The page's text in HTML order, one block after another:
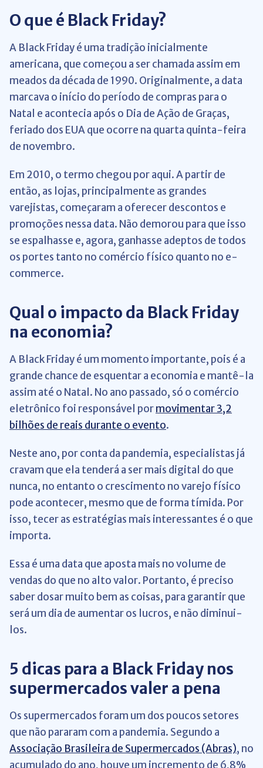
O que é Black Friday?
A Black Friday é uma tradição inicialmente
americana, que começou a ser chamada assim em
meados da década de 1990. Originalmente, a data
marcava o início do período de compras para o
Natal e acontecia após o Dia de Ação de Graças,
feriado dos EUA que ocorre na quarta quinta-feira
de novembro.
Em 2010, o termo chegou por aqui. A partir de
então, as lojas, principalmente as grandes
varejistas, começaram a oferecer descontos e
promoções nessa data. Não demorou para que isso
se espalhasse e, agora, ganhasse adeptos de todos
os portes tanto no comércio físico quanto no e-
commerce.
Qual o impacto da Black Friday
na economia?
A Black Friday é um momento importante, pois é a
grande chance de esquentar a economia e mantê-la
assim até o Natal. No ano passado, só o comércio
eletrônico foi responsável pormovimentar 3,2
bilhões de reais durante o evento.
Neste ano, por conta da pandemia, especialistas já
cravam que ela tenderá a ser mais digital do que
nunca, no entanto o crescimento no varejo físico
pode acontecer, mesmo que de forma tímida. Por
isso, tecer as estratégias mais interessantes é o que
importa.
Essa é uma data que aposta mais no volume de
vendas do que no alto valor. Portanto, é preciso
saber dosar muito bem as coisas, para garantir que
será um dia de aumentar os lucros, e não diminui-
los.
5 dicas para a Black Friday nos
supermercados valer a pena
Os supermercados foram um dos poucos setores
que não pararam com a pandemia. Segundo a
Associação Brasileira de Supermercados (Abras), no
acumulado do ano, houve um incremento de 6,8%